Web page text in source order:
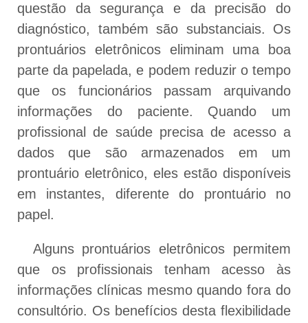
questão da segurança e da precisão do
diagnóstico, também são substanciais. Os
prontuários eletrônicos eliminam uma boa
parte da papelada, e podem reduzir o tempo
que os funcionários passam arquivando
informações do paciente. Quando um
profissional de saúde precisa de acesso a
dados que são armazenados em um
prontuário eletrônico, eles estão disponíveis
em instantes, diferente do prontuário no
papel.
Alguns prontuários eletrônicos permitem
que os profissionais tenham acesso às
informações clínicas mesmo quando fora do
consultório. Os benefícios desta flexibilidade